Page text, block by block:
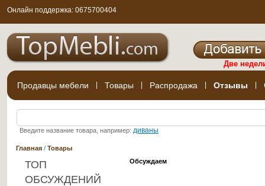
Онлайн поддержка: 0675700404
Две
Продавцы мебели Товары Распродажа Отзывы
Введите название товара, например: диваны
Главная / Товары
ТОП
ОБСУЖДЕНИЙ
Обсуждаем